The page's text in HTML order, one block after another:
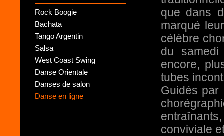
que dans
marqué
célèbre
du
encore,
tubes
Guidés
conviviale
Rock Boogie
Bachata
Tango Argentin
Salsa
West Coast Swing
Danse Orientale
Danses de salon
Danse en ligne